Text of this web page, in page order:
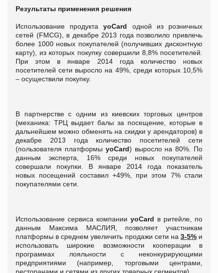
Результаты применения решения
Использование продуктаyoCard одной из розничных
сетей (FMCG), в декабре 2013 года позволило привлечь
более 1000 новых покупателей (получивших дисконтную
карту), из которых покупку совершили 8,8% посетителей.
При этом в январе 2014 года количество новых
посетителей сети выросло на 49%, среди которых 10,5%
– осуществили покупку.
В партнерстве с одним из киевских торговых центров
(механика: ТРЦ выдает балы за посещение, которые в
дальнейшем можно обменять на скидки у арендаторов) в
декабре 2013 года количество посетителей сети
(пользователя платформы yoCard) выросло на 80%. По
данным эксперта, 16% среди новых покупателей
совершали покупки. В январе 2014 года показатель
новых посещений составил +49%, при этом 7% стали
покупателями сети.
Использование сервиса компании yoCard в ритейле, по
данным Максима МАСЛИЯ, позволяет участникам
платформы в среднем увеличить продажи сети на 3-5%и
использовать широкие возможности кооперации в
программах лояльности с неконкурирующими
предприятиями (например, торговыми центрами,
ресторанами и сетями из других товарных сегментов).